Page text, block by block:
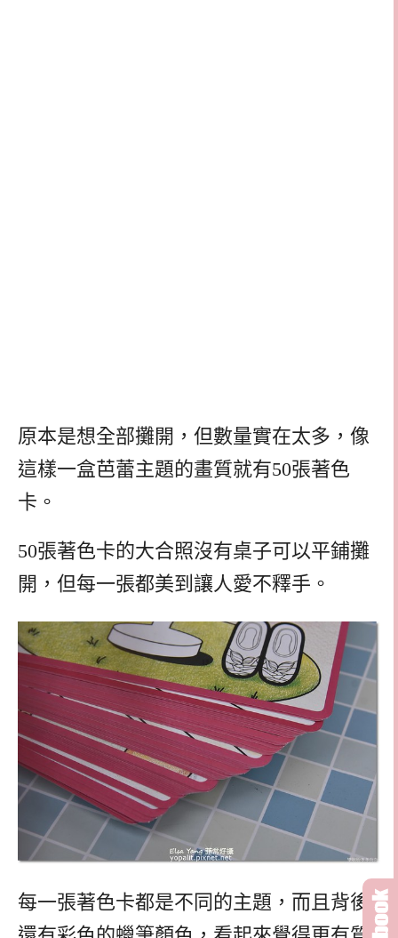
原本是想全部攤開，但數量實在太多，像
這樣一盒芭蕾主題的畫質就有50張著色
卡。
50張著色卡的大合照沒有桌子可以平鋪攤
開，但每一張都美到讓人愛不釋手。
每一張著色卡都是不同的主題，而且背後